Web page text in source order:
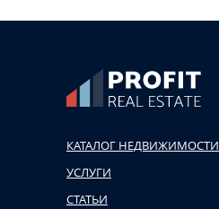
КАТАЛОГ НЕДВИЖИМОСТИ
УСЛУГИ
СТАТЬИ